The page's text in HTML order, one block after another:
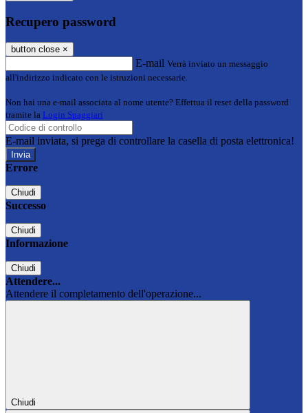
Recupero password
button close ×
E-mail Verrà inviato un messaggio
all'indirizzo indicato con le istruzioni necessarie.
Non hai una e-mail associata al nome utente? Effettua il reset della password
tramite la Login Spaggiari
E-mail inviata, si prega di controllare la casella di posta elettronica!
Errore
Chiudi
Successo
Chiudi
Informazione
Chiudi
Attendere...
Attendere il completamento dell'operazione...
Chiudi